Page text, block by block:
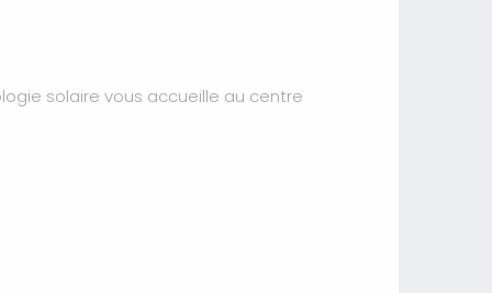
solaire vous accueille au centre